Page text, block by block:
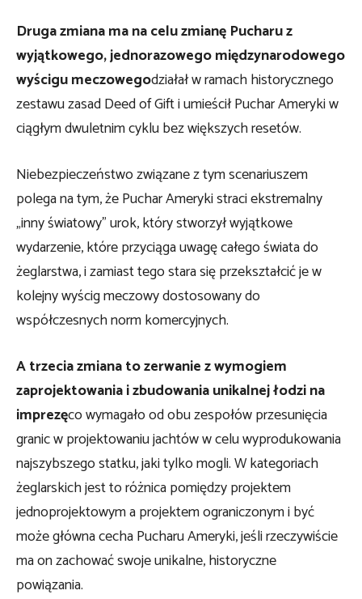
Druga zmiana ma na celu zmianę Pucharu z
wyjątkowego, jednorazowego międzynarodowego
wyścigu meczowegodziałał w ramach historycznego
zestawu zasad Deed of Gift i umieścił Puchar Ameryki w
ciągłym dwuletnim cyklu bez większych resetów.
Niebezpieczeństwo związane z tym scenariuszem
polega na tym, że Puchar Ameryki straci ekstremalny
„inny światowy” urok, który stworzył wyjątkowe
wydarzenie, które przyciąga uwagę całego świata do
żeglarstwa, i zamiast tego stara się przekształcić je w
kolejny wyścig meczowy dostosowany do
współczesnych norm komercyjnych.
A trzecia zmiana to zerwanie z wymogiem
zaprojektowania i zbudowania unikalnej łodzi na
imprezęco wymagało od obu zespołów przesunięcia
granic w projektowaniu jachtów w celu wyprodukowania
najszybszego statku, jaki tylko mogli. W kategoriach
żeglarskich jest to różnica pomiędzy projektem
jednoprojektowym a projektem ograniczonym i być
może główna cecha Pucharu Ameryki, jeśli rzeczywiście
ma on zachować swoje unikalne, historyczne
powiązania.